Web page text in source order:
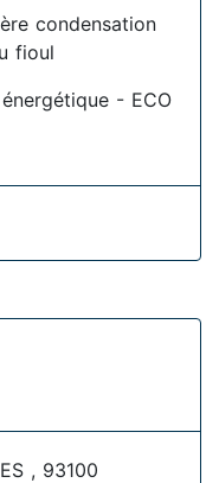
condensation
fioul
- ECO
, 93100